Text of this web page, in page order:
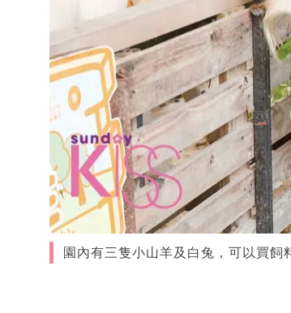
園內有三隻小山羊及白兔，可以買飼